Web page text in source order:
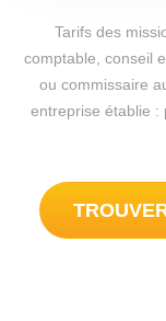
Tarifs des
comptable, conseil
ou commissaire
entreprise établie :